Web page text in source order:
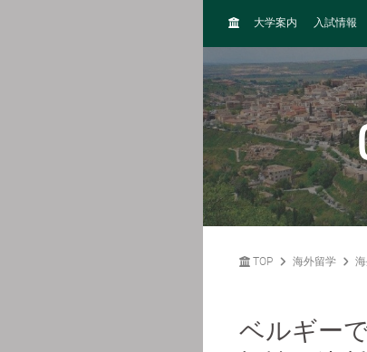
H
E
大学案内 入試情報
TOP 海外留学
ベルギー